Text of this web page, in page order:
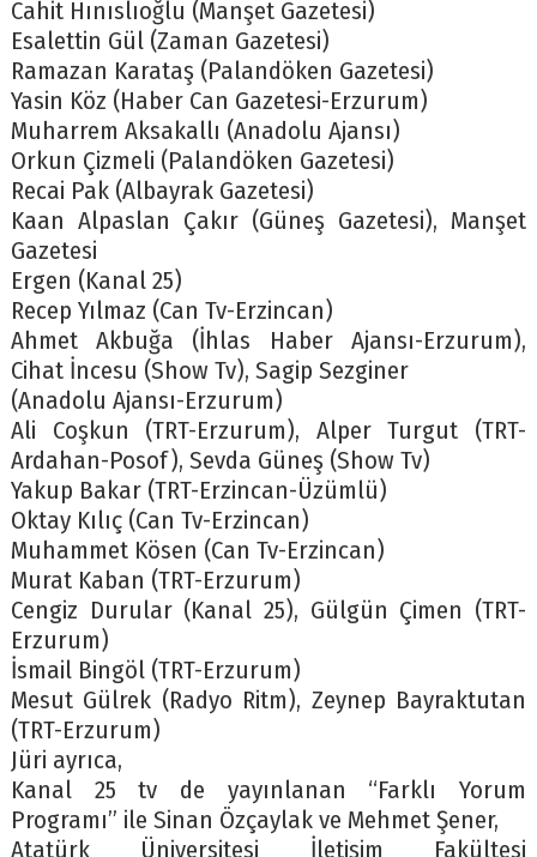
Cahit Hınıslıoğlu (Manşet Gazetesi)
Esalettin Gül (Zaman Gazetesi)
Ramazan Karataş (Palandöken Gazetesi)
Yasin Köz (Haber Can Gazetesi-Erzurum)
Muharrem Aksakallı (Anadolu Ajansı)
Orkun Çizmeli (Palandöken Gazetesi)
Recai Pak (Albayrak Gazetesi)
Kaan Alpaslan Çakır (Güneş Gazetesi), Manşet
Gazetesi
Ergen (Kanal 25)
Recep Yılmaz (Can Tv-Erzincan)
Ahmet Akbuğa (İhlas Haber Ajansı-Erzurum),
Cihat İncesu (Show Tv), Sagip Sezginer
(Anadolu Ajansı-Erzurum)
Ali Coşkun (TRT-Erzurum), Alper Turgut (TRT-
Ardahan-Posof), Sevda Güneş (Show Tv)
Yakup Bakar (TRT-Erzincan-Üzümlü)
Oktay Kılıç (Can Tv-Erzincan)
Muhammet Kösen (Can Tv-Erzincan)
Murat Kaban (TRT-Erzurum)
Cengiz Durular (Kanal 25), Gülgün Çimen (TRT-
Erzurum)
İsmail Bingöl (TRT-Erzurum)
Mesut Gülrek (Radyo Ritm), Zeynep Bayraktutan
(TRT-Erzurum)
Jüri ayrıca,
Kanal 25 tv de yayınlanan “Farklı Yorum
Programı” ile Sinan Özçaylak ve Mehmet Şener,
Atatürk Üniversitesi İletişim Fakültesi